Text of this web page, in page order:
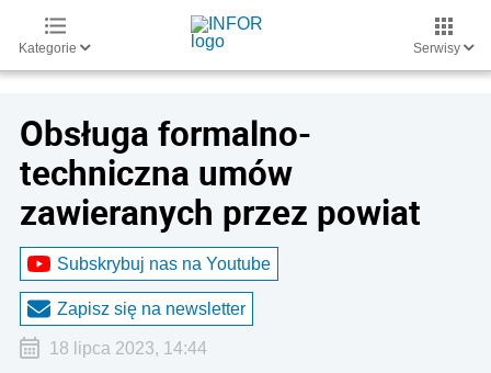
Kategorie Serwisy
Obsługa formalno-
techniczna umów
zawieranych przez powiat
Subskrybuj nas na Youtube
Zapisz się na newsletter
18 lipca 2023, 14:44